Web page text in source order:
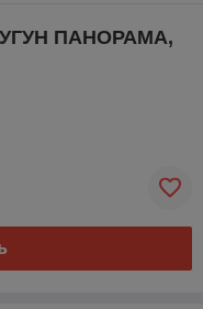
ПАНОРАМА,